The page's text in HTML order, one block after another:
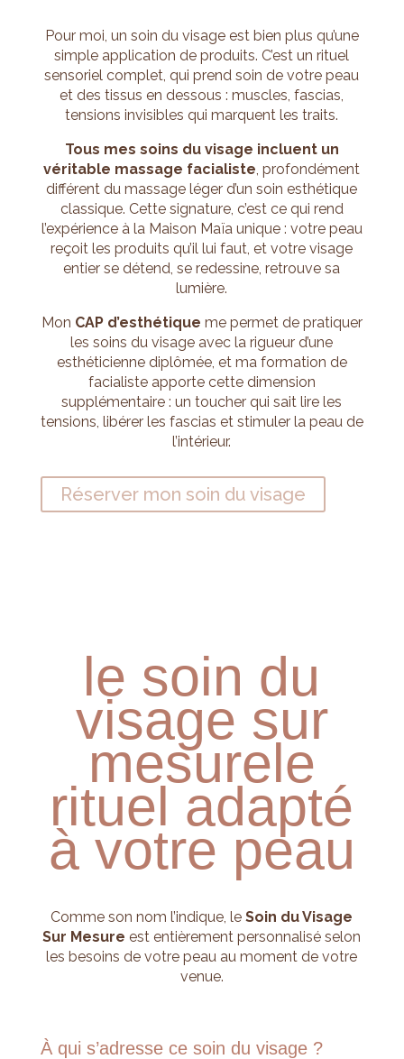
Pour moi, un soin du visage est bien plus qu’une
simple application de produits. C’est un rituel
sensoriel complet, qui prend soin de votre peau
et des tissus en dessous : muscles, fascias,
tensions invisibles qui marquent les traits.
Tous mes soins du visage incluent un
véritable massage facialiste, profondément
différent du massage léger d’un soin esthétique
classique. Cette signature, c’est ce qui rend
l’expérience à la Maison Maïa unique : votre peau
reçoit les produits qu’il lui faut, et votre visage
entier se détend, se redessine, retrouve sa
lumière.
Mon CAP d’esthétique me permet de pratiquer
les soins du visage avec la rigueur d’une
esthéticienne diplômée, et ma formation de
facialiste apporte cette dimension
supplémentaire : un toucher qui sait lire les
tensions, libérer les fascias et stimuler la peau de
l’intérieur.
Réserver mon soin du visage
le soin du
visage sur
mesurele
rituel adapté
à votre peau
Comme son nom l’indique, leSoin du Visage
Sur Mesure est entièrement personnalisé selon
les besoins de votre peau au moment de votre
venue.
À qui s’adresse ce soin du visage ?